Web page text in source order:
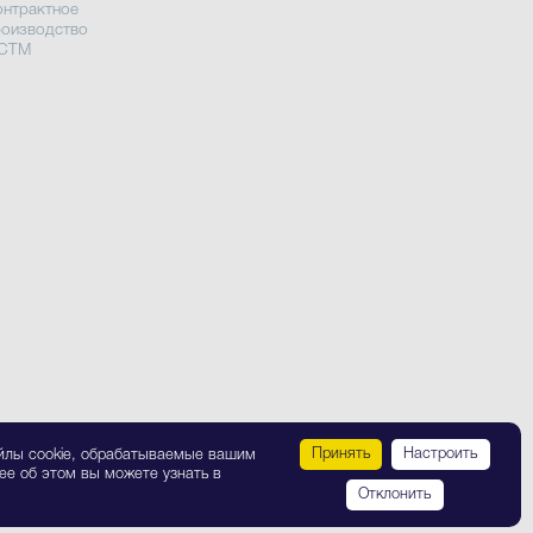
cookie, обрабатываемые вашим
об этом вы можете узнать в
Принять Настроить
Отклонить